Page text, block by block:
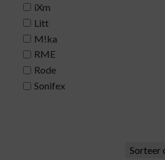
iXm
Litt
M!ka
RME
Rode
Sonifex